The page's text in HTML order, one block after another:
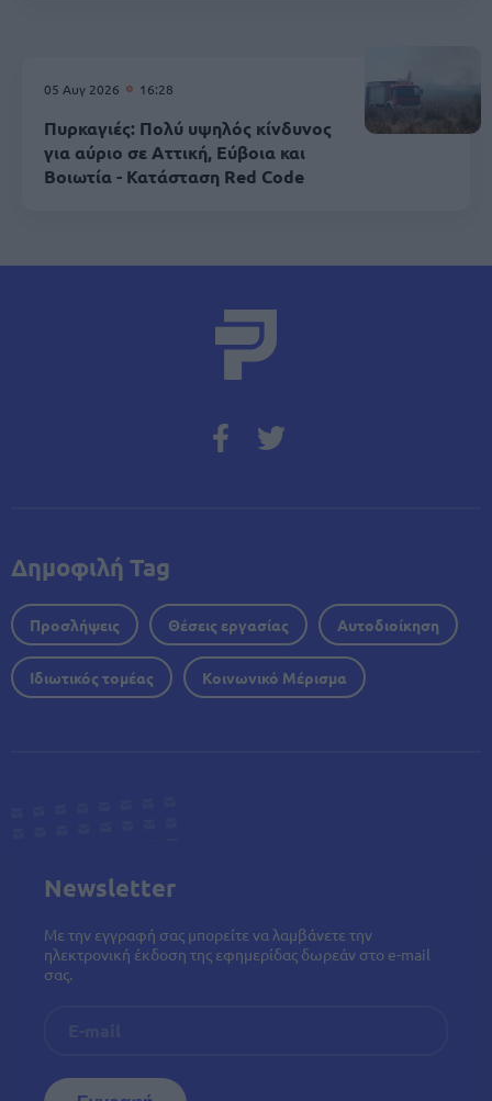
05 Αυγ 2026 16:28
Πυρκαγιές: Πολύ υψηλός κίνδυνος
για αύριο σε Αττική, Εύβοια και
Βοιωτία - Κατάσταση Red Code
Δημοφιλή Tag
Προσλήψεις Θέσεις εργασίας Αυτοδιοίκηση
Ιδιωτικός τομέας Κοινωνικό Μέρισμα
Newsletter
Με την εγγραφή σας μπορείτε να λαμβάνετε την
ηλεκτρονική έκδοση της εφημερίδας δωρεάν στο e-mail
σας.